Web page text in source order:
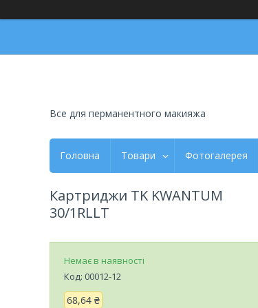
Все для перманентного макияжа
Головна Товари Фотогалерея
Картриджи TK KWANTUM
30/1RLLT
Немає в наявності
Код: 00012-12
68,64 ₴